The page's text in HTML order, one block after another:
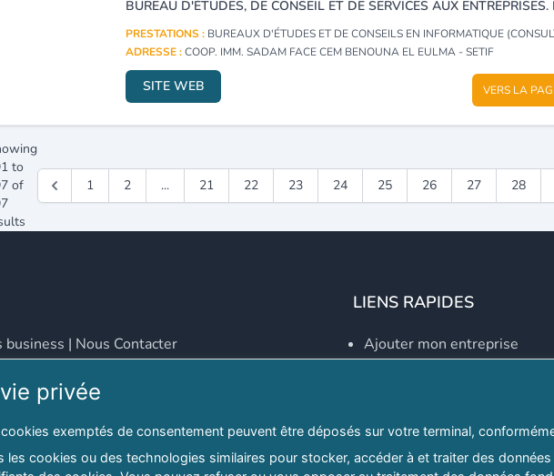
PRESTATIONS : BUREAUX D'ÉTUDES ET DE CONSEILS EN INFORMATIQUE
ADRESSE :COOP. IMM. SADAM FACE CEM BENOUNA EL EULMA - SETIF
SITE WEB VERS LA
to
of
1 2 ... 21 22 23 24 25 26 27 28
business | Nous Contacter
Email
LIENS RAPIDES
Ajouter mon entreprise
Explorer par secteurs
Explorer par willayas
privée
exemptés de consentement peuvent être déposés sur votre terminal,
les cookies ou des technologies similaires pour stocker, accéder à et traiter des